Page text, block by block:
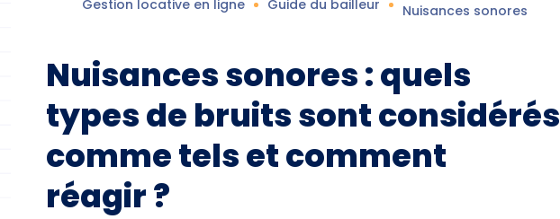
Gestion locative en ligne Guide du bailleur Nuisances sonores
Nuisances sonores : quels
types de bruits sont considérés
comme tels et comment
réagir ?